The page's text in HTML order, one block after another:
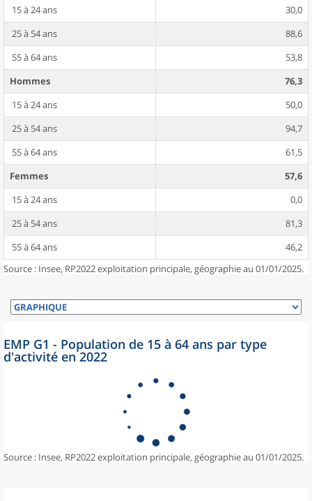
15 à 24 ans
30,0
25 à 54 ans
88,6
55 à 64 ans
53,8
Hommes
76,3
15 à 24 ans
50,0
25 à 54 ans
94,7
55 à 64 ans
61,5
Femmes
57,6
15 à 24 ans
0,0
25 à 54 ans
81,3
55 à 64 ans
46,2
Source : Insee, RP2022 exploitation principale, géographie au 01/01/2025.
EMP G1 - Population de 15 à 64 ans par type
d'activité en 2022
Source : Insee, RP2022 exploitation principale, géographie au 01/01/2025.